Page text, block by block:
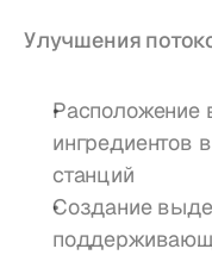
Улучшения
Расположение
ингредиентов
станций
Создание